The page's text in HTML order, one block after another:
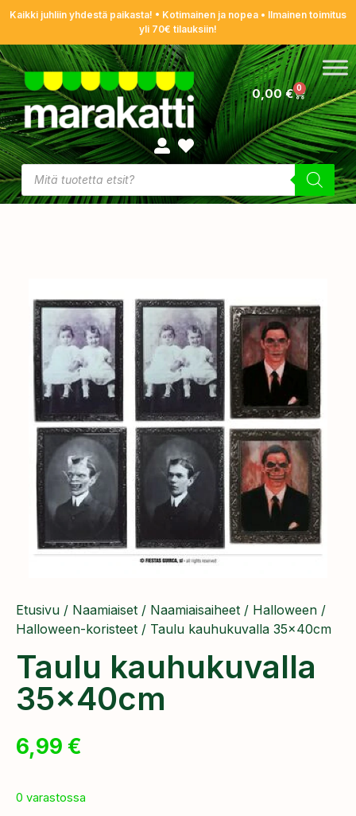
Kaikki juhliin yhdestä paikasta! • Kotimainen ja nopea • Ilmainen toimitus
yli 70€ tilauksiin!
0,00€ 0
Etusivu / Naamiaiset / Naamiaisaiheet / Halloween /
Halloween-koristeet / Taulu kauhukuvalla 35x40cm
Taulu kauhukuvalla
35x40cm
6,99 €
0 varastossa